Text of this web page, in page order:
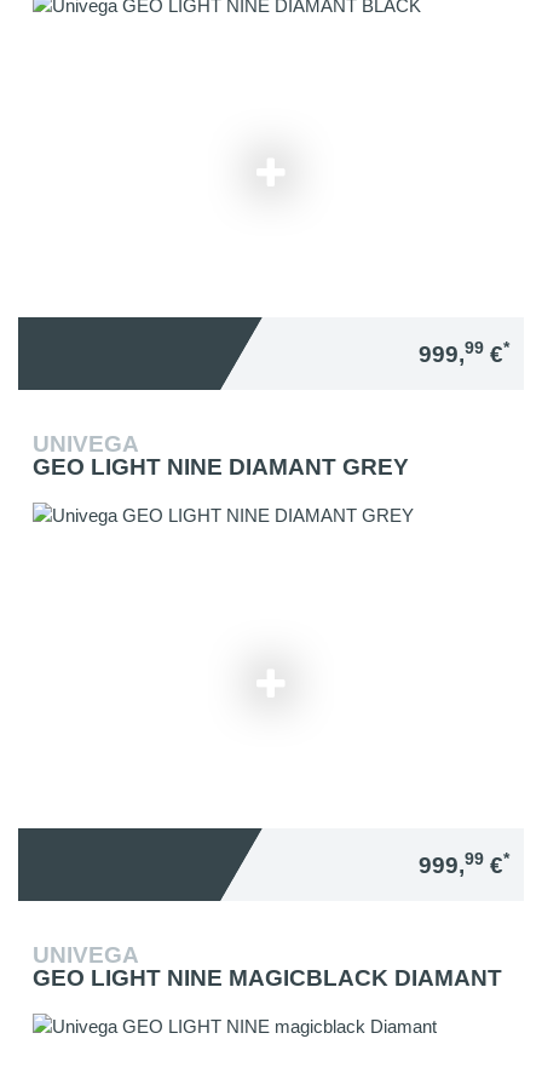
999,99 €*
UNIVEGA
GEO LIGHT NINE DIAMANT GREY
999,99 €*
UNIVEGA
GEO LIGHT NINE MAGICBLACK DIAMANT